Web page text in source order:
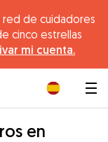
red de cuidadores
cinco estrellas
mi cuenta.
en